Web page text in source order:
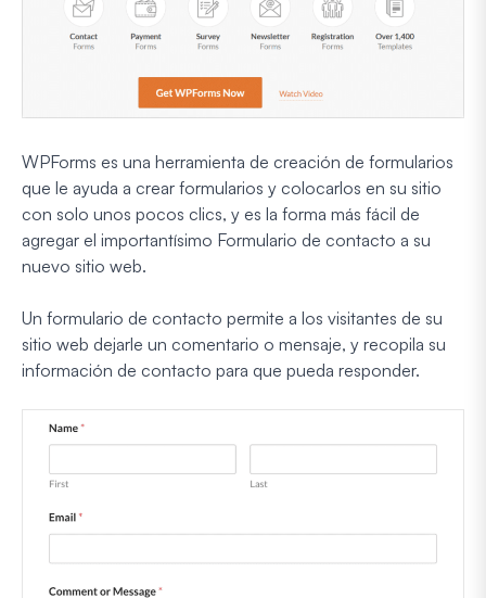
WPForms es una herramienta de creación de formularios
que le ayuda a crear formularios y colocarlos en su sitio
con solo unos pocos clics, y es la forma más fácil de
agregar el importantísimo Formulario de contacto a su
nuevo sitio web.
Un formulario de contacto permite a los visitantes de su
sitio web dejarle un comentario o mensaje, y recopila su
información de contacto para que pueda responder.